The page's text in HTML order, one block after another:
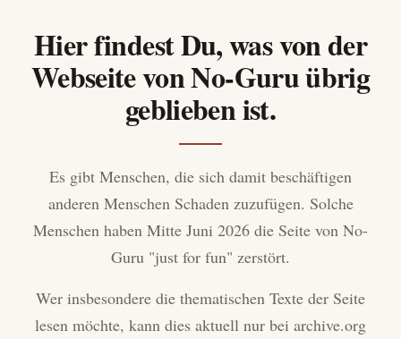
Hier findest Du, was von der
Webseite von No-Guru übrig
geblieben ist.
Es gibt Menschen, die sich damit beschäftigen
anderen Menschen Schaden zuzufügen. Solche
Menschen haben Mitte Juni 2026 die Seite von No-
Guru "just for fun" zerstört.
Wer insbesondere die thematischen Texte der Seite
lesen möchte, kann dies aktuell nur bei archive.org